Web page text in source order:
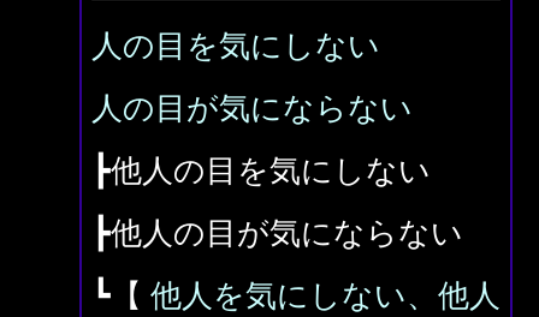
人の目を気にしない
人の目が気にならない
┣他人の目を気にしない
┣他人の目が気にならない
┗【 他人を気にしない、他人